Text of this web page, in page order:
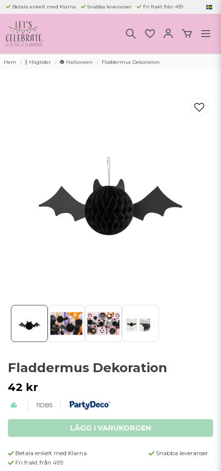
Betala enkelt med Klarna Snabba leveranser Fri frakt från 499
Hem 🍾 Högtider 🎃 Halloween Fladdermus Dekoration
Fladdermus Dekoration
42 kr
11DB5
LÄGG I VARUKORGEN
Betala enkelt med Klarna
Snabba leveranser
Fri frakt från 499